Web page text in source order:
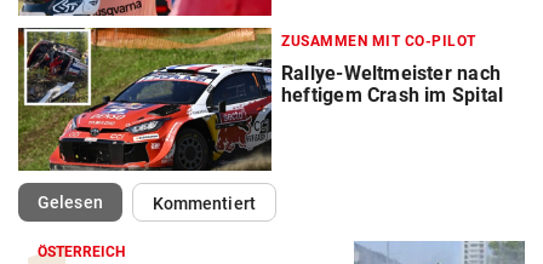
ZUSAMMEN MIT CO-PILOT
Rallye-Weltmeister nach
heftigem Crash im Spital
Gelesen(ausgewählt)Kommentiert
ÖSTERREICH